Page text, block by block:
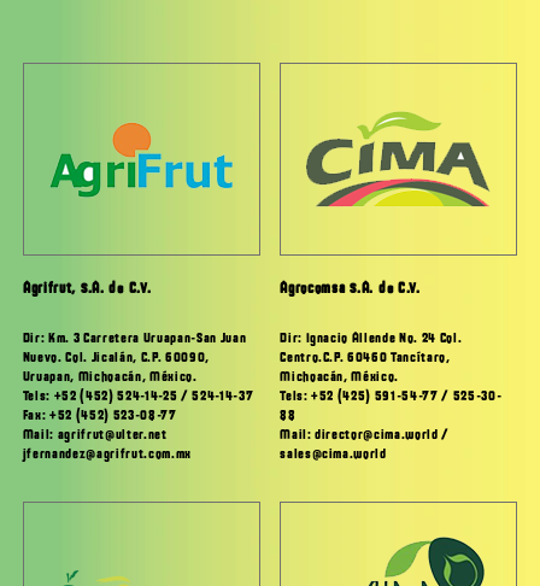
Agrifrut, S.A. de C.V.
Dir: Km. 3 Carretera Uruapan-San Juan
Nuevo. Col. Jicalán, C.P. 60090,
Uruapan, Michoacán, México.
Tels: +52 (452) 524-14-25 / 524-14-37
Fax: +52 (452) 523-08-77
Mail: agrifrut@ulter.net
jfernandez@agrifrut.com.mx
Agrocomsa S.A. de C.V.
Dir: Ignacio Allende No. 24 Col.
Centro.C.P. 60460 Tancítaro,
Michoacán, México.
Tels: +52 (425) 591-54-77 / 525-30-
88
Mail: director@cima.world /
sales@cima.world